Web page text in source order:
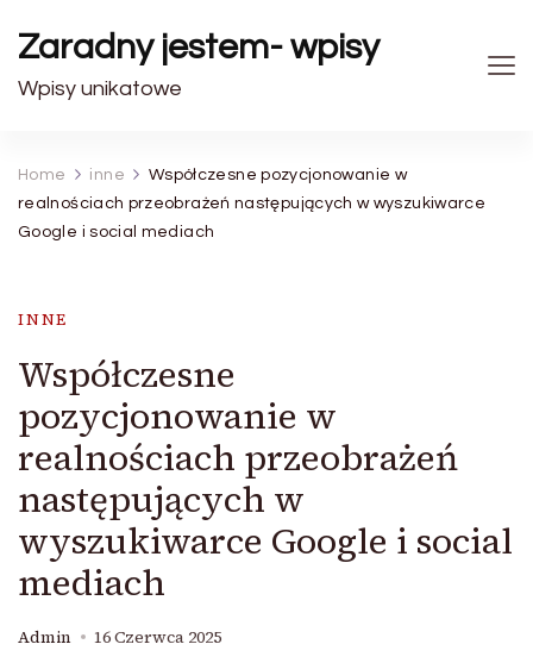
Zaradny jestem- wpisy
Wpisy unikatowe
Home inne
Współczesne pozycjonowanie w
realnościach przeobrażeń następujących w wyszukiwarce
Google i social mediach
INNE
Współczesne
pozycjonowanie w
realnościach przeobrażeń
następujących w
wyszukiwarce Google i social
mediach
Admin 16 Czerwca 2025